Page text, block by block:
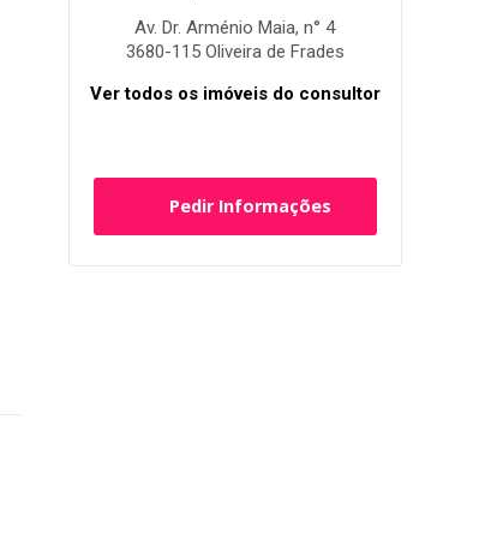
Av. Dr. Arménio Maia, n° 4
3680-115 Oliveira de Frades
Ver todos os imóveis do consultor
Pedir Informações